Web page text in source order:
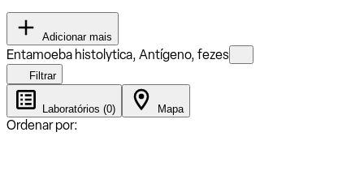
Adicionar mais
Entamoeba histolytica, Antígeno, fezes
Filtrar
Laboratórios (0) Mapa
Ordenar por: